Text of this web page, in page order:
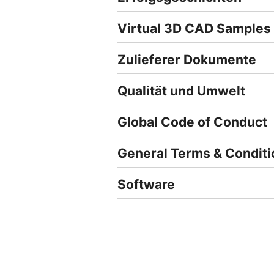
Virtual 3D CAD Samples
Zulieferer Dokumente
Qualität und Umwelt
Global Code of Conduct
General Terms &
Software